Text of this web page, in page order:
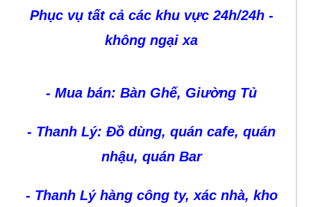
Phục vụ tất cả các khu vực 24h/24h -
không ngại xa
- Mua bán: Bàn Ghế, Giường Tủ
- Thanh Lý: Đồ dùng, quán cafe, quán
nhậu, quán Bar
- Thanh Lý hàng công ty, xác nhà, kho